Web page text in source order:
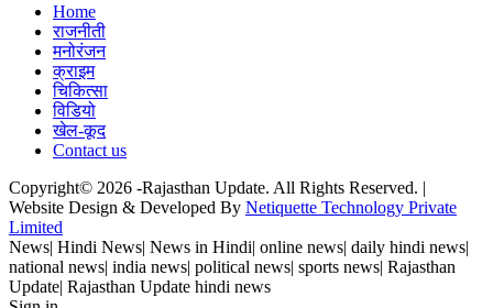
Home
राजनीती
मनोरंजन
क्राइम
चिकित्सा
विडियो
खेल-कूद
Contact us
Copyright© 2026 -Rajasthan Update. All Rights Reserved. |
Website Design & Developed By Netiquette Technology Private
Limited
News| Hindi News| News in Hindi| online news| daily hindi news|
national news| india news| political news| sports news| Rajasthan
Update| Rajasthan Update hindi news